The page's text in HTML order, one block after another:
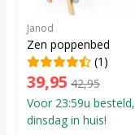
Janod
Zen poppenbed
(1)
39,95 42,95
Voor 23:59u besteld,
dinsdag in huis!